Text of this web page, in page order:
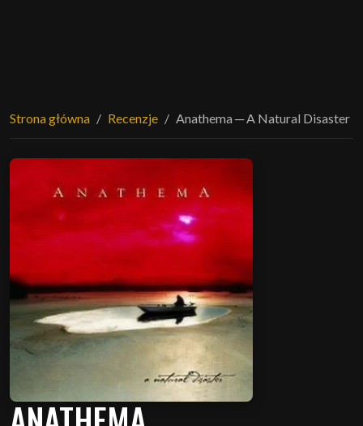
Strona główna Recenzje Anathema ─ A Natural Disaster